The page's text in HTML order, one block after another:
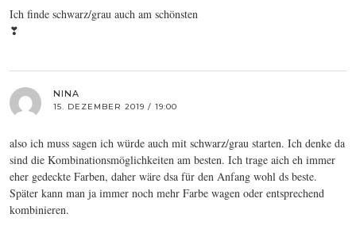
Ich finde schwarz/grau auch am schönsten
❣
NINA
15. DEZEMBER 2019 / 19:00
also ich muss sagen ich würde auch mit schwarz/grau starten. Ich denke da
sind die Kombinationsmöglichkeiten am besten. Ich trage aich eh immer
eher gedeckte Farben, daher wäre dsa für den Anfang wohl ds beste.
Später kann man ja immer noch mehr Farbe wagen oder entsprechend
kombinieren.